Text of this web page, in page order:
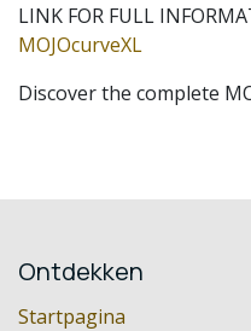
LINK FOR FULL
MOJOcurveXL
Discover the complete
Ontdekken
Startpagina